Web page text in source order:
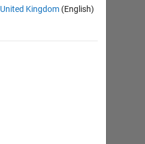
United Kingdom (English)